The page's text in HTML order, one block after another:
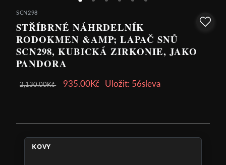
SCN298
STŘÍBRNÉ NÁHRDELNÍK
RODOKMEN &AMP; LAPAČ SNŮ
SCN298, KUBICKÁ ZIRKONIE, JAKO
PANDORA
2,130.00Kč 935.00Kč Uložit: 56sleva
KOVY